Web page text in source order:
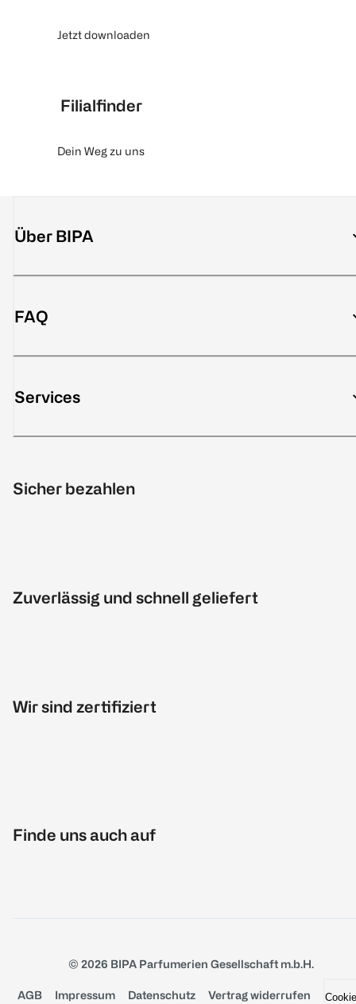
Jetzt downloaden
Filialfinder
Dein Weg zu uns
Über BIPA
FAQ
Services
Sicher bezahlen
Zuverlässig und schnell geliefert
Wir sind zertifiziert
Finde uns auch auf
© 2026 BIPA Parfumerien Gesellschaft m.b.H.
AGB Impressum Datenschutz Vertrag widerrufen